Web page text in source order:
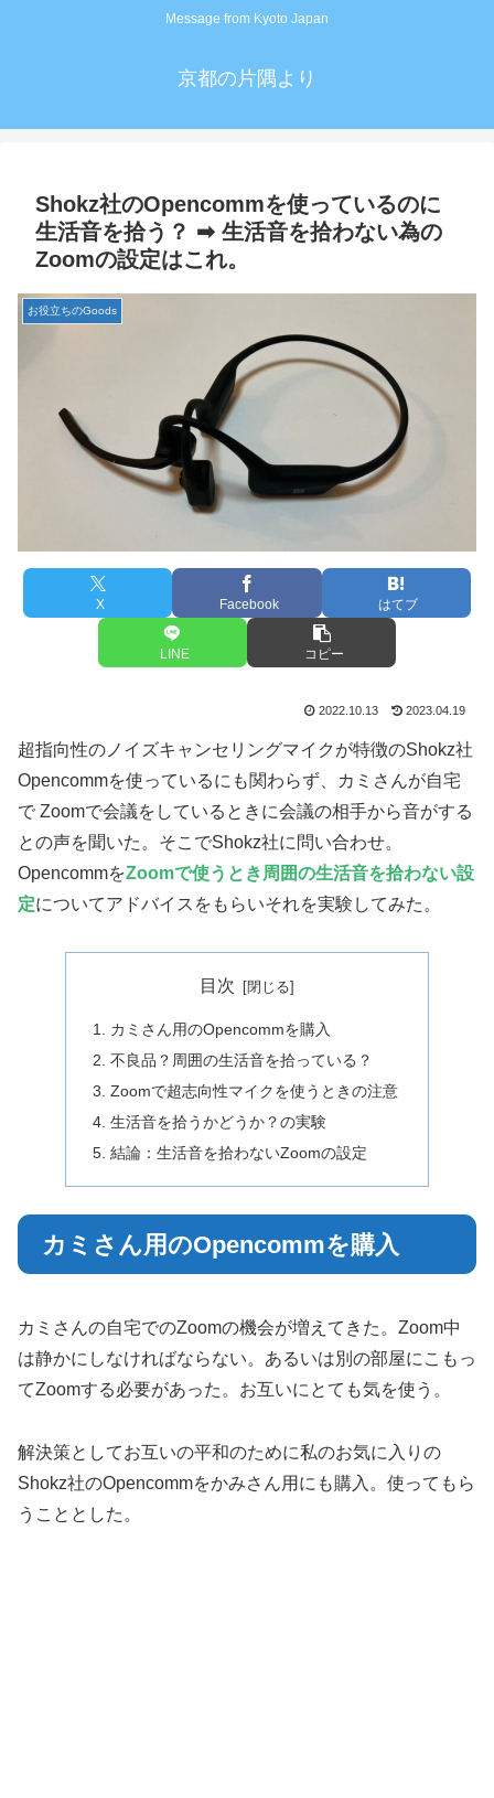
Message from Kyoto Japan
京都の片隅より
Shokz社のOpencommを使っているのに
生活音を拾う？ ➡︎ 生活音を拾わない為の
Zoomの設定はこれ。
お役立ちのGoods
X Facebook はてブ
LINE コピー
2022.10.13 2023.04.19
超指向性のノイズキャンセリングマイクが特徴のShokz社
Opencommを使っているにも関わらず、カミさんが自宅
で Zoomで会議をしているときに会議の相手から音がする
との声を聞いた。そこでShokz社に問い合わせ。
OpencommをZoomで使うとき周囲の生活音を拾わない設
定についてアドバイスをもらいそれを実験してみた。
目次
カミさん用のOpencommを購入
不良品？周囲の生活音を拾っている？
Zoomで超志向性マイクを使うときの注意
生活音を拾うかどうか？の実験
結論：生活音を拾わないZoomの設定
カミさん用のOpencommを購入
カミさんの自宅でのZoomの機会が増えてきた。Zoom中
は静かにしなければならない。あるいは別の部屋にこもっ
てZoomする必要があった。お互いにとても気を使う。
解決策としてお互いの平和のために私のお気に入りの
Shokz社のOpencommをかみさん用にも購入。使ってもら
うこととした。